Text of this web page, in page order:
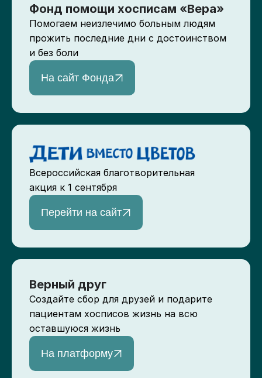
Фонд помощи хосписам «Вера»
Помогаем неизлечимо больным людям
прожить последние дни с достоинством
и без боли
На сайт Фонда
Всероссийская благотворительная
акция к 1 сентября
Перейти на сайт
Верный друг
Создайте сбор для друзей и подарите
пациентам хосписов жизнь на всю
оставшуюся жизнь
На платформу